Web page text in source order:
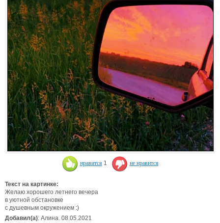
нравится 1 не нравится
Текст на картинке:
Желаю хорошего летнего вечера
в уютной обстановке
с душевным окружением :)
Добавил(а): Алина. 08.05.2021